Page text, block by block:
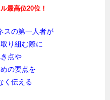
最高位20位！
スの第一人者が
り組む際に
点や
の要点を
く伝える